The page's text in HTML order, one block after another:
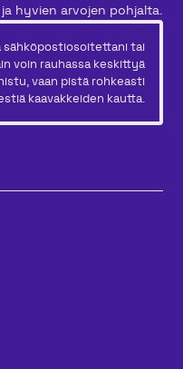
hyvien arvojen pohjalta.
sähköpostiosoitettani tai
voin rauhassa keskittyä
vaan pistä rohkeasti
kaavakkeiden kautta.